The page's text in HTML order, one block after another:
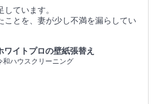
ています。
ことを、妻が少し不満を漏らしてい
ワイトプロの壁紙張替え
和ハウスクリーニング